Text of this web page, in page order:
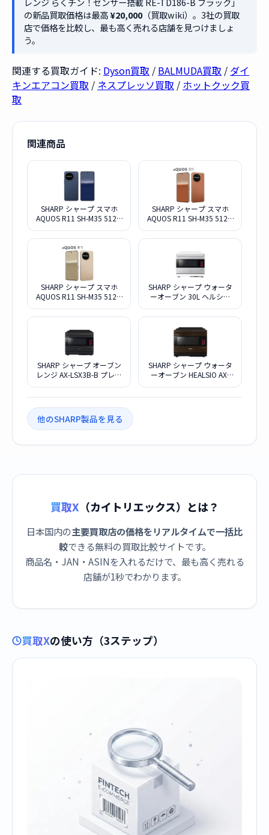
の新品買取価格は最高¥20,000（買取wiki）。3社の買取
店で価格を比較し、最も高く売れる店舗を見つけましょ
う。
関連する買取ガイド: Dyson買取 / BALMUDA買取 / ダイ
キンエアコン買取 / ネスプレッソ買取 / ホットクック買
取
関連商品
SHARP シャープ スマホ
AQUOS R11 SH-M35 512G
SHARP シャープ スマホ
AQUOS R11 SH-M35 512G
SHARP シャープ スマホ
AQUOS R11 SH-M35 512G
SHARP シャープ ウォータ
ーオーブン 30L ヘルシオ
ルホワイト
SHARP シャープ オーブン
レンジ AX-LSX3B-B プレミ
SHARP シャープ ウォータ
ーオーブン HEALSIO AX-
他のSHARP製品を見る
買取X （カイトリエックス）とは？
日本国内の主要買取店の価格をリアルタイムで一括比
較できる無料の買取比較サイトです。
商品名・JAN・ASINを入れるだけで、最も高く売れる
店舗が1秒でわかります。
買取Xの使い方（3ステップ）